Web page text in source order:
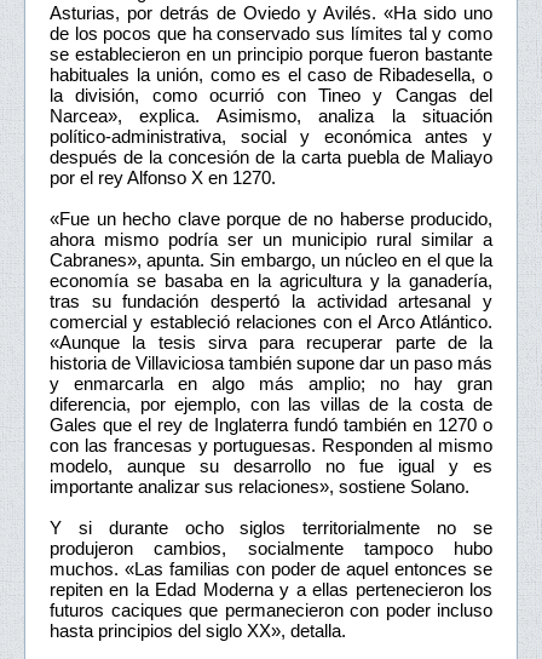
Asturias, por detrás de Oviedo y Avilés. «Ha sido uno
de los pocos que ha conservado sus límites tal y como
se establecieron en un principio porque fueron bastante
habituales la unión, como es el caso de Ribadesella, o
la división, como ocurrió con Tineo y Cangas del
Narcea», explica. Asimismo, analiza la situación
político-administrativa, social y económica antes y
después de la concesión de la carta puebla de Maliayo
por el rey Alfonso X en 1270.
«Fue un hecho clave porque de no haberse producido,
ahora mismo podría ser un municipio rural similar a
Cabranes», apunta. Sin embargo, un núcleo en el que la
economía se basaba en la agricultura y la ganadería,
tras su fundación despertó la actividad artesanal y
comercial y estableció relaciones con el Arco Atlántico.
«Aunque la tesis sirva para recuperar parte de la
historia de Villaviciosa también supone dar un paso más
y enmarcarla en algo más amplio; no hay gran
diferencia, por ejemplo, con las villas de la costa de
Gales que el rey de Inglaterra fundó también en 1270 o
con las francesas y portuguesas. Responden al mismo
modelo, aunque su desarrollo no fue igual y es
importante analizar sus relaciones», sostiene Solano.
Y si durante ocho siglos territorialmente no se
produjeron cambios, socialmente tampoco hubo
muchos. «Las familias con poder de aquel entonces se
repiten en la Edad Moderna y a ellas pertenecieron los
futuros caciques que permanecieron con poder incluso
hasta principios del siglo XX», detalla.